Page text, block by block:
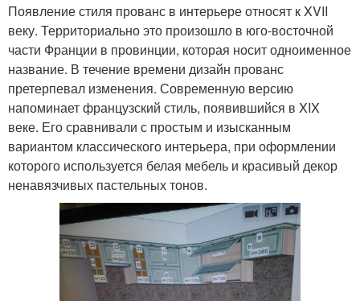
Появление стиля прованс в интерьере относят к XVII
веку. Территориально это произошло в юго-восточной
части Франции в провинции, которая носит одноименное
название. В течение времени дизайн прованс
претерпевал изменения. Современную версию
напоминает французский стиль, появившийся в XIX
веке. Его сравнивали с простым и изысканным
вариантом классического интерьера, при оформлении
которого используется белая мебель и красивый декор
ненавязчивых пастельных тонов.